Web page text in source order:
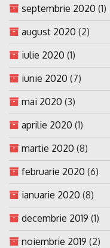
septembrie 2020 (1)
august 2020 (2)
iulie 2020 (1)
iunie 2020 (7)
mai 2020 (3)
aprilie 2020 (1)
martie 2020 (8)
februarie 2020 (6)
ianuarie 2020 (8)
decembrie 2019 (1)
noiembrie 2019 (2)